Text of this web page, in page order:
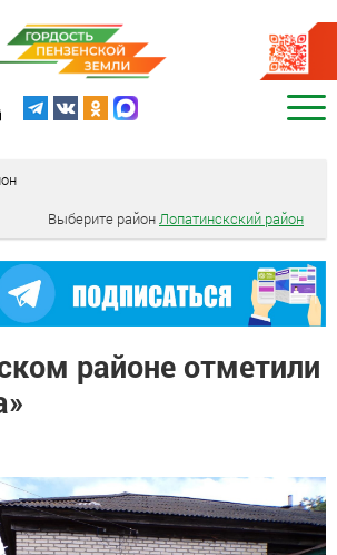
Выберите районЛопатинскский район
районе отметили